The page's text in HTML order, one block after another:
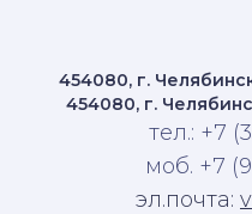
454080, г.
454080, г.
тел.: +7
моб. +7
эл.почта: